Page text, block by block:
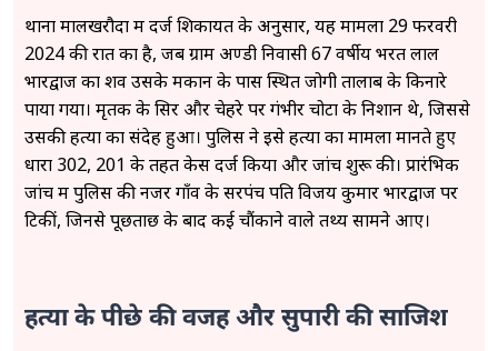
थाना मालखरौदा में दर्ज शिकायत के अनुसार, यह मामला 29 फरवरी
2024 की रात का है, जब ग्राम अण्डी निवासी 67 वर्षीय भरत लाल
भारद्वाज का शव उसके मकान के पास स्थित जोगी तालाब के किनारे
पाया गया। मृतक के सिर और चेहरे पर गंभीर चोटों के निशान थे, जिससे
उसकी हत्या का संदेह हुआ। पुलिस ने इसे हत्या का मामला मानते हुए
धारा 302, 201 के तहत केस दर्ज किया और जांच शुरू की। प्रारंभिक
जांच में पुलिस की नजरें गाँव के सरपंच पति विजय कुमार भारद्वाज पर
टिकीं, जिनसे पूछताछ के बाद कई चौंकाने वाले तथ्य सामने आए।
हत्या के पीछे की वजह और सुपारी की साजिश